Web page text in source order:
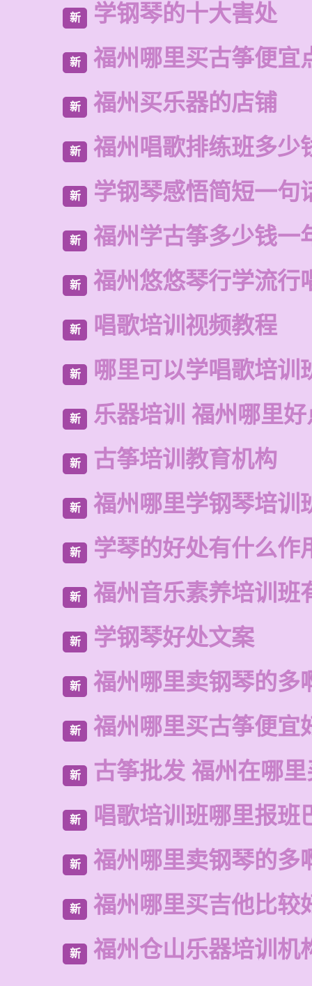
新 学钢琴的十大害处
新 福州哪里买古筝便宜
新 福州买乐器的店铺
新 福州唱歌排练班多少
新 学钢琴感悟简短一句
新 福州学古筝多少钱一
新 福州悠悠琴行学流行
新 唱歌培训视频教程
新 哪里可以学唱歌培训
新 乐器培训 福州哪里
新 古筝培训教育机构
新 福州哪里学钢琴培训
新 学琴的好处有什么作
新 福州音乐素养培训班
新 学钢琴好处文案
新 福州哪里卖钢琴的多
新 福州哪里买古筝便宜
新 古筝批发 福州在哪
新 唱歌培训班哪里报班
新 福州哪里卖钢琴的多
新 福州哪里买吉他比较
新 福州仓山乐器培训机